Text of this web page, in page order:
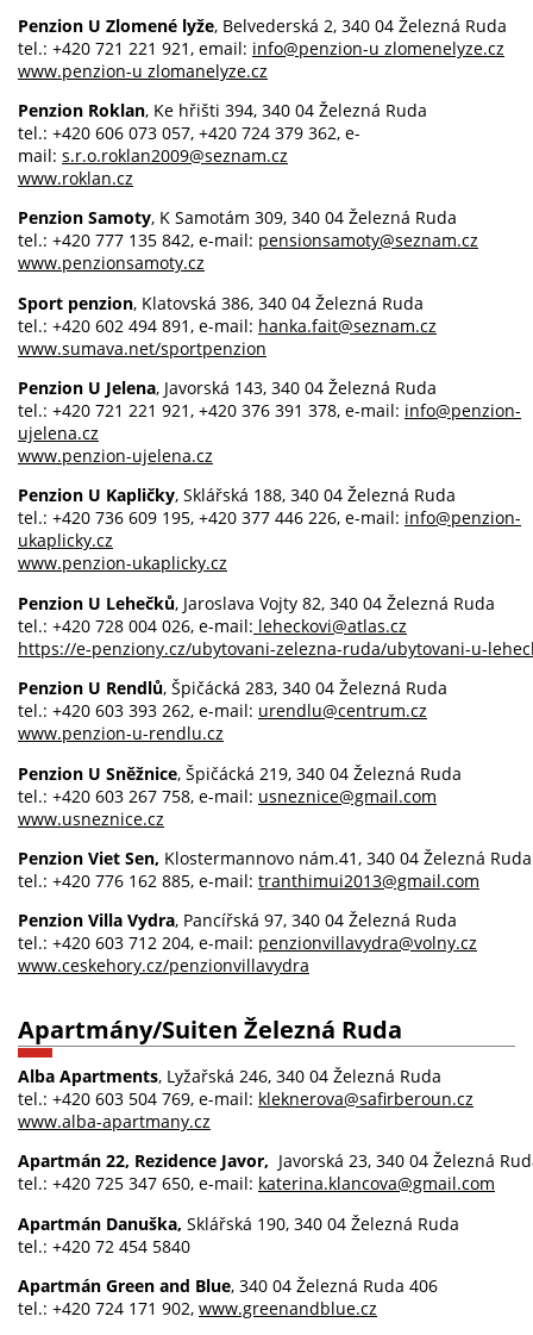
Penzion U Zlomené lyže, Belvederská 2, 340 04 Železná Ruda
tel.: +420 721 221 921, email: info@penzion-u zlomenelyze.cz
www.penzion-u zlomanelyze.cz
Penzion Roklan, Ke hřišti 394, 340 04 Železná Ruda
tel.: +420 606 073 057, +420 724 379 362, e-
mail: s.r.o.roklan2009@seznam.cz
www.roklan.cz
Penzion Samoty, K Samotám 309, 340 04 Železná Ruda
tel.: +420 777 135 842, e-mail: pensionsamoty@seznam.cz
www.penzionsamoty.cz
Sport penzion, Klatovská 386, 340 04 Železná Ruda
tel.: +420 602 494 891, e-mail: hanka.fait@seznam.cz
www.sumava.net/sportpenzion
Penzion U Jelena, Javorská 143, 340 04 Železná Ruda
tel.: +420 721 221 921, +420 376 391 378, e-mail: info@penzion-
ujelena.cz
www.penzion-ujelena.cz
Penzion U Kapličky, Sklářská 188, 340 04 Železná Ruda
tel.: +420 736 609 195, +420 377 446 226, e-mail: info@penzion-
ukaplicky.cz
www.penzion-ukaplicky.cz
Penzion U Lehečků, Jaroslava Vojty 82, 340 04 Železná Ruda
tel.: +420 728 004 026, e-mail: leheckovi@atlas.cz
https://e-penziony.cz/ubytovani-zelezna-ruda/ubytovani-u-
Penzion U Rendlů, Špičácká 283, 340 04 Železná Ruda
tel.: +420 603 393 262, e-mail: urendlu@centrum.cz
www.penzion-u-rendlu.cz
Penzion U Sněžnice, Špičácká 219, 340 04 Železná Ruda
tel.: +420 603 267 758, e-mail: usneznice@gmail.com
www.usneznice.cz
Penzion Viet Sen, Klostermannovo nám.41, 340 04 Železná Ruda
tel.: +420 776 162 885, e-mail: tranthimui2013@gmail.com
Penzion Villa Vydra, Pancířská 97, 340 04 Železná Ruda
tel.: +420 603 712 204, e-mail: penzionvillavydra@volny.cz
www.ceskehory.cz/penzionvillavydra
Apartmány/Suiten Železná Ruda
Alba Apartments, Lyžařská 246, 340 04 Železná Ruda
tel.: +420 603 504 769, e-mail: kleknerova@safirberoun.cz
www.alba-apartmany.cz
Apartmán 22, Rezidence Javor, Javorská 23, 340 04 Železná
tel.: +420 725 347 650, e-mail: katerina.klancova@gmail.com
Apartmán Danuška, Sklářská 190, 340 04 Železná Ruda
tel.: +420 72 454 5840
Apartmán Green and Blue, 340 04 Železná Ruda 406
tel.: +420 724 171 902, www.greenandblue.cz